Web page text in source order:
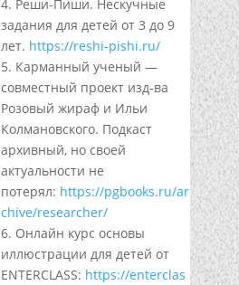
4. Реши-Пиши. Нескучные
задания для детей от 3 до 9
лет. https://reshi-pishi.ru/
5. Карманный ученый —
совместный проект изд-ва
Розовый жираф и Ильи
Колмановского. Подкаст
архивный, но своей
актуальности не
потерял: https://pgbooks.ru/ar
chive/researcher/
6. Онлайн курс основы
иллюстрации для детей от
ENTERCLASS: https://enterclas